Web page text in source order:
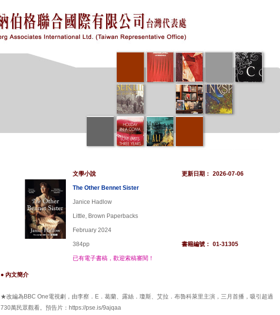
文學小說 更新日期： 2026-07-06
The Other Bennet Sister
Janice Hadlow
Little, Brown Paperbacks
February 2024
384pp 書籍編號： 01-31305
已有電子書稿，歡迎索稿審閱！
● 內文簡介
★改編為BBC One電視劇，由李察．E．葛蘭、露絲．瓊斯、艾拉．布魯科萊里主演，三月首播，吸引超過
730萬民眾觀看。預告片：https://pse.is/9ajqaa